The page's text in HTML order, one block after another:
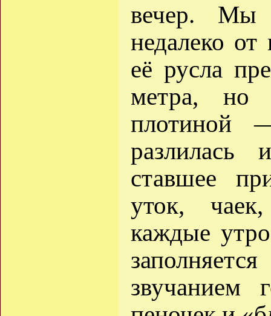
вечер. Мы
недалеко
её русла
метра, но
разлилась
ставшее
уток,
каждые
звучанием